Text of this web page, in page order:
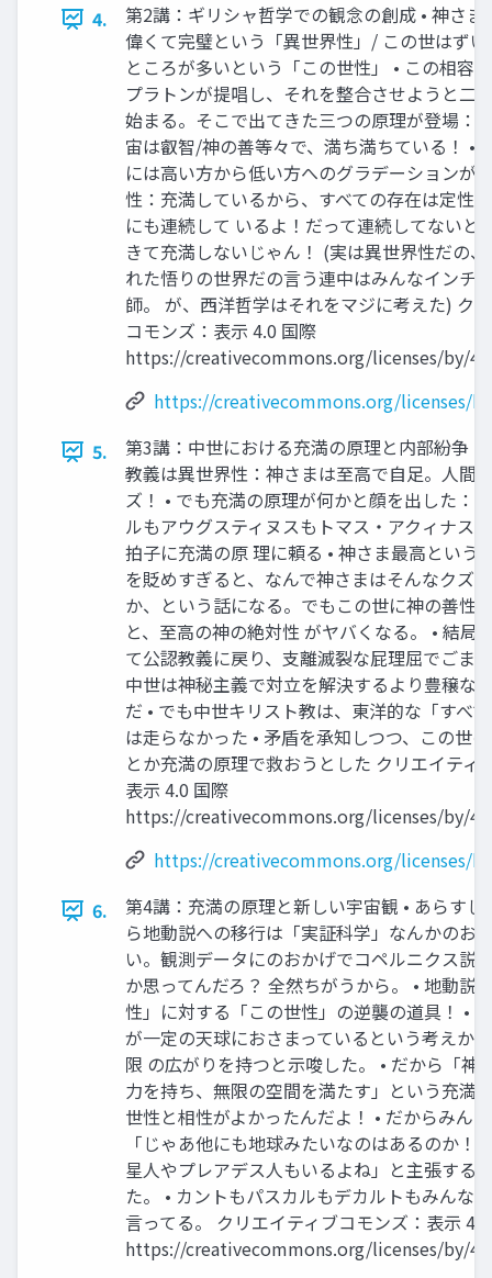
4.
第2講：ギリシャ哲学での観念の創成 • 神さま
偉くて完璧という「異世界性」/ この世はず
ところが多いという「この世性」 • この相容
プラトンが提唱し、それを整合させようと二
始まる。そこで出てきた三つの原理が登場：
宙は叡智/神の善等々で、満ち満ちている！ •
には高い方から低い方へのグラデーションが
性：充満しているから、すべての存在は定性
にも連続して いるよ！だって連続してないと
きて充満しないじゃん！ (実は異世界性だの
れた悟りの世界だの言う連中はみんなインチ
師。 が、西洋哲学はそれをマジに考えた) ク
コモンズ：表示 4.0 国際
https://creativecommons.org/licenses/by/
https://creativecommons.org/licenses/
5.
第3講：中世における充満の原理と内部紛争 •
教義は異世界性：神さまは至高で自足。人間
ズ！ • でも充満の原理が何かと顔を出した：
ルもアウグスティヌスもトマス・アクィナス
拍子に充満の原 理に頼る • 神さま最高という
を貶めすぎると、なんで神さまはそんなクズ
か、という話になる。でもこの世に神の善性
と、至高の神の絶対性 がヤバくなる。 • 結局
て公認教義に戻り、支離滅裂な屁理屈でごま
中世は神秘主義で対立を解決するより豊穣な
だ • でも中世キリスト教は、東洋的な「すべ
は走らなかった • 矛盾を承知しつつ、この世
とか充満の原理で救おうとした クリエイティ
表示 4.0 国際
https://creativecommons.org/licenses/by/
https://creativecommons.org/licenses/
6.
第4講：充満の原理と新しい宇宙観 • あらすじ
ら地動説への移行は「実証科学」なんかのお
い。観測データにのおかげでコペルニクス説
か思ってんだろ？ 全然ちがうから。 • 地動説
性」に対する「この世性」の逆襲の道具！ •
が一定の天球におさまっているという考えか
限 の広がりを持つと示唆した。 • だから「神
力を持ち、無限の空間を満たす」という充満
世性と相性がよかったんだよ！ • だからみん
「じゃあ他にも地球みたいなのはあるのか！
星人やプレアデス人もいるよね」と主張する
た。 • カントもパスカルもデカルトもみんな
言ってる。 クリエイティブコモンズ：表示
https://creativecommons.org/licenses/by/